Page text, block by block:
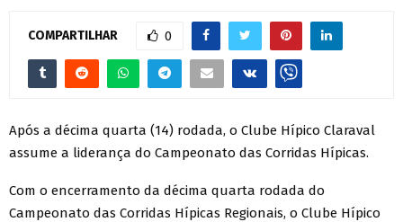
COMPARTILHAR 0
Após a décima quarta (14) rodada, o Clube Hípico Claraval
assume a liderança do Campeonato das Corridas Hípicas.
Com o encerramento da décima quarta rodada do
Campeonato das Corridas Hípicas Regionais, o Clube Hípico